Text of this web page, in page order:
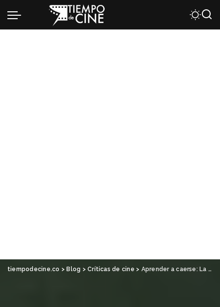
tiempodecine.co > Blog >Críticas de cine > Aprender a caerse: La máquina, de Benny Safdie